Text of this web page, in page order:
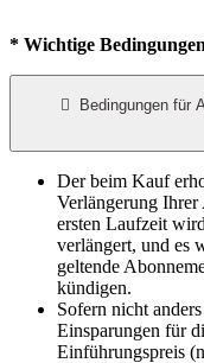
* Wichtige

Bedingungen für
Der beim Kauf
Verlängerung
ersten Laufzeit
verlängert, und es
geltende
kündigen.
Sofern nicht
Einsparungen für
Einführungspreis